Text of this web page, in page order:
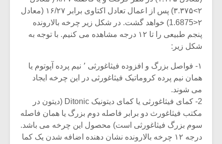
۲>۳.۳۷۵) پس از اعمال تعادل اکتاوی برابر ۱۶/۲۷ (معادل
۲<1.6875) خواهد گشت. در شکل زیر چرخه بالارونده
پنجم طبیعی را تا ۱۲ درجه مشاهده می کنیم. با توجه به
شکل زیر:
۱- فواصل بزرگ و افزوده فیثاغورثی ٬ نیم پرده آپوتوم یا
همان نیم پرده کروماتیک فیثاغورثی در این چرخه ایجاد
می شوند.
2- کمای فیثاغورثی یا کمای دیتونیک Ditonic (دیتون در
مکتب فیثاغورث دو برابر فاصله دوم بزرگ یا همان فاصله
سوم بزرگ فیثاغورثی است) محصول این چرخه می باشد.
درجه ۱۲ چرخه بالارونده نشان دهنده اضافه شدن یک کما
یادداشتی بر موسیقی
متن فیلم «متری
شیش و نیم»
دوره
موسیقی
موسیقی
برگزار